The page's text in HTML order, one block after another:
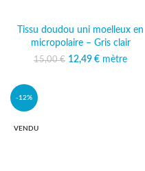
Tissu doudou uni moelleux en
micropolaire – Gris clair
15,00€ Le prix initial était :
12,49 €
Le prix
mètre
-12%
VENDU